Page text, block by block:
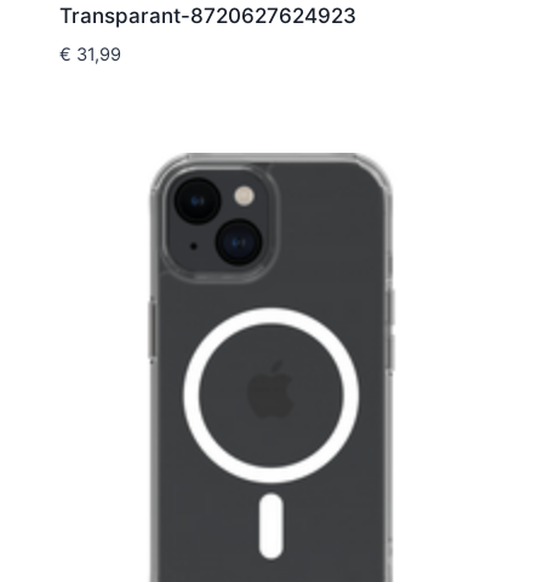
Transparant-8720627624923
€ 31,99